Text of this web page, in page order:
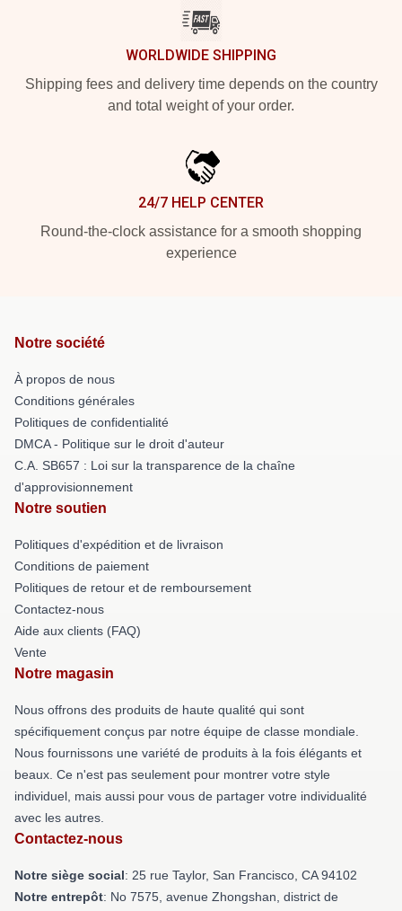
WORLDWIDE SHIPPING
Shipping fees and delivery time depends on the country
and total weight of your order.
24/7 HELP CENTER
Round-the-clock assistance for a smooth shopping
experience
Notre société
À propos de nous
Conditions générales
Politiques de confidentialité
DMCA - Politique sur le droit d'auteur
C.A. SB657 : Loi sur la transparence de la chaîne
d'approvisionnement
Notre soutien
Politiques d'expédition et de livraison
Conditions de paiement
Politiques de retour et de remboursement
Contactez-nous
Aide aux clients (FAQ)
Vente
Notre magasin
Nous offrons des produits de haute qualité qui sont
spécifiquement conçus par notre équipe de classe mondiale.
Nous fournissons une variété de produits à la fois élégants et
beaux. Ce n'est pas seulement pour montrer votre style
individuel, mais aussi pour vous de partager votre individualité
avec les autres.
Contactez-nous
Notre siège social: 25 rue Taylor, San Francisco, CA 94102
Notre entrepôt: No 7575, avenue Zhongshan, district de